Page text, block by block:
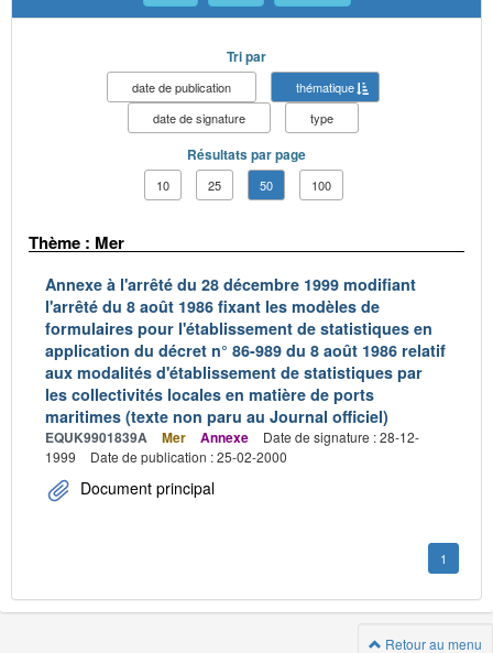
Tri par
date de publication
thématique
date de signature
type
Résultats par page
10 25 50 100
Thème : Mer
Annexe à l'arrêté du 28 décembre 1999 modifiant
l'arrêté du 8 août 1986 fixant les modèles de
formulaires pour l'établissement de statistiques en
application du décret n° 86-989 du 8 août 1986 relatif
aux modalités d'établissement de statistiques par
les collectivités locales en matière de ports
maritimes (texte non paru au Journal officiel)
EQUK9901839A Mer Annexe
Date de signature : 28-12-
1999
Date de publication : 25-02-2000
Document principal
1
Retour au menu